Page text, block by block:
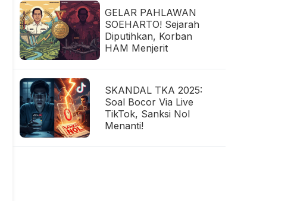
GELAR PAHLAWAN
SOEHARTO! Sejarah
Diputihkan, Korban
HAM Menjerit
SKANDAL TKA 2025:
Soal Bocor Via Live
TikTok, Sanksi Nol
Menanti!